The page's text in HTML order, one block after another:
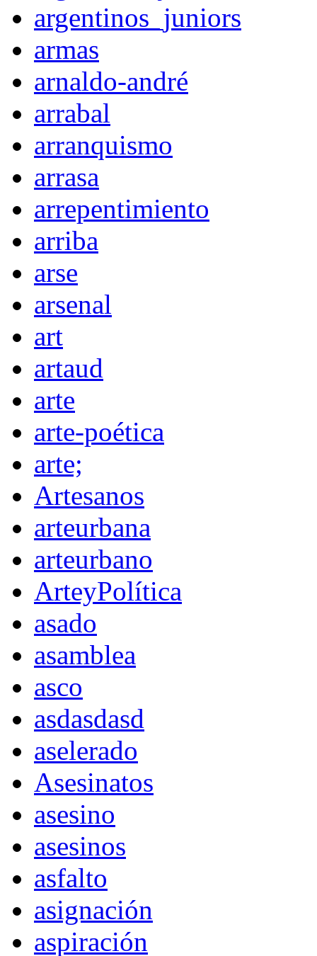
argentinos_juniors
armas
arnaldo-andré
arrabal
arranquismo
arrasa
arrepentimiento
arriba
arse
arsenal
art
artaud
arte
arte-poética
arte;
Artesanos
arteurbana
arteurbano
ArteyPolítica
asado
asamblea
asco
asdasdasd
aselerado
Asesinatos
asesino
asesinos
asfalto
asignación
aspiración